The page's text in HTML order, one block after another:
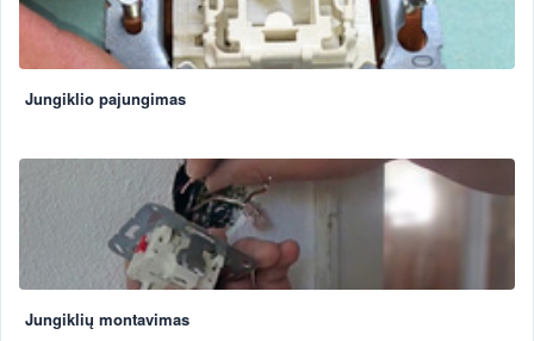
Jungiklio pajungimas
Jungiklių montavimas